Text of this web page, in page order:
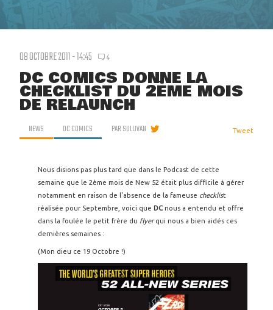
08 OCTOBRE 2011 - 14:45 4
DC COMICS DONNE LA
CHECKLIST DU 2ÈME MOIS
DE RELAUNCH
NEWS DC COMICS PARSULLIVAN Tweet
Nous disions pas plus tard que dans le Podcast de cette
semaine que le 2ème mois de New 52 était plus difficile à gérer
notamment en raison de l'absence de la fameuse checklist
réalisée pour Septembre, voici que DC nous a entendu et offre
dans la foulée le petit frère du flyerqui nous a bien aidés ces
dernières semaines :
(Mon dieu ce 19 Octobre !)